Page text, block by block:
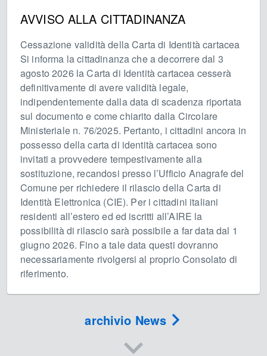
AVVISO ALLA CITTADINANZA
Cessazione validità della Carta di Identità cartacea
Si informa la cittadinanza che a decorrere dal 3
agosto 2026 la Carta di Identità cartacea cesserà
definitivamente di avere validità legale,
indipendentemente dalla data di scadenza riportata
sul documento e come chiarito dalla Circolare
Ministeriale n. 76/2025. Pertanto, i cittadini ancora in
possesso della carta di identità cartacea sono
invitati a provvedere tempestivamente alla
sostituzione, recandosi presso l’Ufficio Anagrafe del
Comune per richiedere il rilascio della Carta di
Identità Elettronica (CIE). Per i cittadini italiani
residenti all’estero ed ed iscritti all’AIRE la
possibilità di rilascio sarà possibile a far data dal 1
giugno 2026. Fino a tale data questi dovranno
necessariamente rivolgersi al proprio Consolato di
riferimento.
archivio News